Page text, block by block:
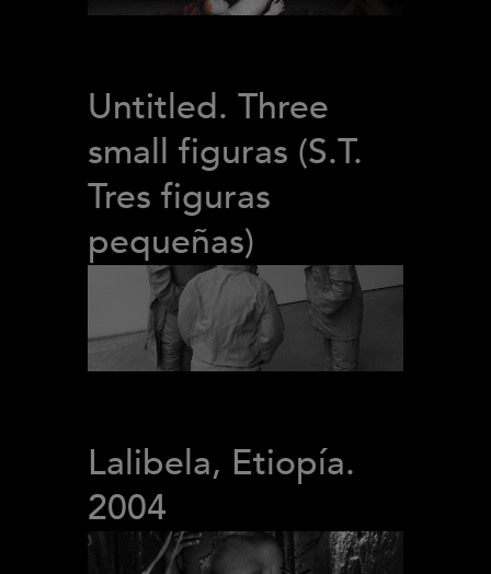
Untitled. Three
small figuras (S.T.
Tres figuras
pequeñas)
Lalibela, Etiopía.
2004